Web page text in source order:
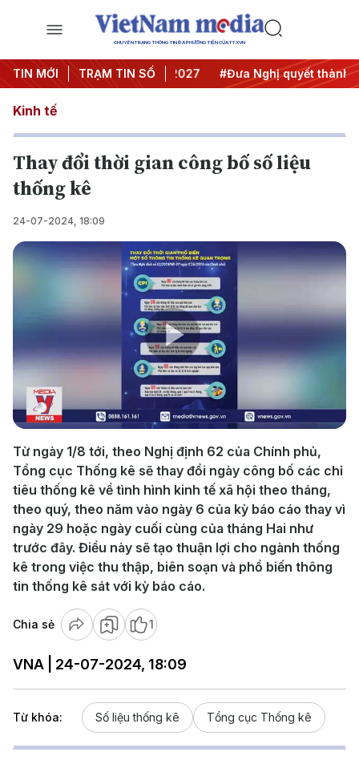
CHUYÊN TRANG THÔNG TIN ĐA PHƯƠNG TIỆN CỦA TTXVN
TIN MỚI TRẠM TIN SỐ
Trung ương 3 #APEC 2027 #Đưa Nghị quyết thành
Kinh tế
Thay đổi thời gian công bố số liệu
thống kê
24-07-2024, 18:09
Play
Video
Từ ngày 1/8 tới, theo Nghị định 62 của Chính phủ,
Tổng cục Thống kê sẽ thay đổi ngày công bố các chỉ
tiêu thống kê về tình hình kinh tế xã hội theo tháng,
theo quý, theo năm vào ngày 6 của kỳ báo cáo thay vì
ngày 29 hoặc ngày cuối cùng của tháng Hai như
trước đây. Điều này sẽ tạo thuận lợi cho ngành thống
kê trong việc thu thập, biên soạn và phổ biến thông
tin thống kê sát với kỳ báo cáo.
Chia sẻ 1
VNA | 24-07-2024, 18:09
Từ khóa: Số liệu thống kê Tổng cục Thống kê